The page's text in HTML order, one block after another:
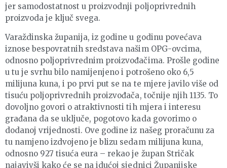
jer samodostatnost u proizvodnji poljoprivrednih
proizvoda je ključ svega.
Varaždinska županija, iz godine u godinu povećava
iznose bespovratnih sredstava našim OPG-ovcima,
odnosno poljoprivrednim proizvođačima. Prošle godine
u tu je svrhu bilo namijenjeno i potrošeno oko 6,5
milijuna kuna, i po prvi put se na te mjere javilo više od
tisuću poljoprivrednih proizvođača, točnije njih 1135. To
dovoljno govori o atraktivnosti tih mjera i interesu
građana da se uključe, pogotovo kada govorimo o
dodanoj vrijednosti. Ove godine iz našeg proračunu za
tu namjeno izdvojeno je blizu sedam milijuna kuna,
odnosno 927 tisuća eura – rekao je župan Stričak
najavivši kako će se na idućoj sjednici Županijske